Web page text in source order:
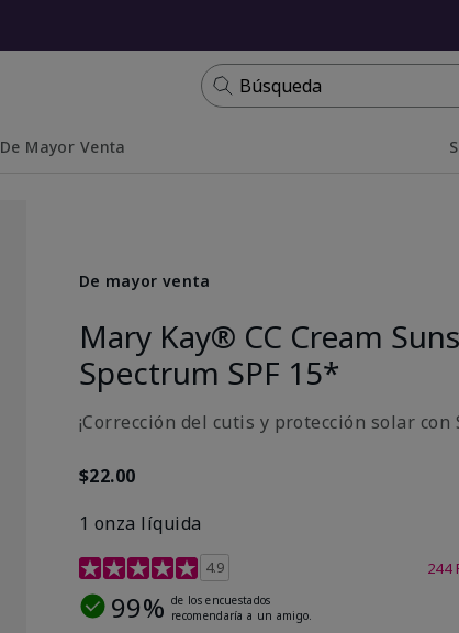
Búsqueda
De Mayor Venta
De mayor venta
Mary Kay® CC Cream
Spectrum SPF 15*
¡Corrección del cutis y protección solar con
$22.00
1 onza líquida
Calificación de clientes de 3,7 de 5
4.9 244
99% de los encuestados
recomendaría a un amigo.